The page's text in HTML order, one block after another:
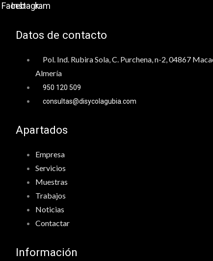
Facebook
Instagram
Datos de contacto
Pol. Ind. Rubira Sola, C. Purchena, n-2, 04867
Almería
950 120 509
consultas@disycolagubia.com
Apartados
Empresa
Servicios
Muestras
Trabajos
Noticias
Contactar
Información